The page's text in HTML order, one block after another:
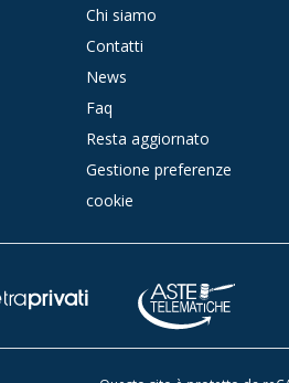
Chi siamo
Contatti
News
Faq
Resta aggiornato
Gestione preferenze
cookie